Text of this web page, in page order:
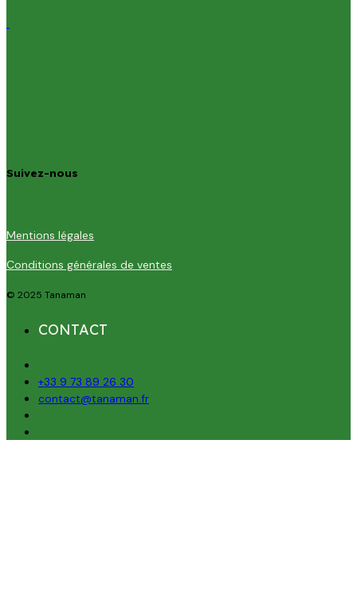
Suivez-nous
Mentions légales
Conditions générales de ventes
© 2025 Tanaman
CONTACT
+33 9 73 89 26 30
contact@tanaman.fr